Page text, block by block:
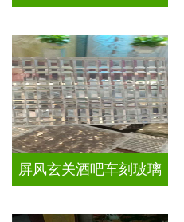
屏风玄关酒吧车刻玻璃